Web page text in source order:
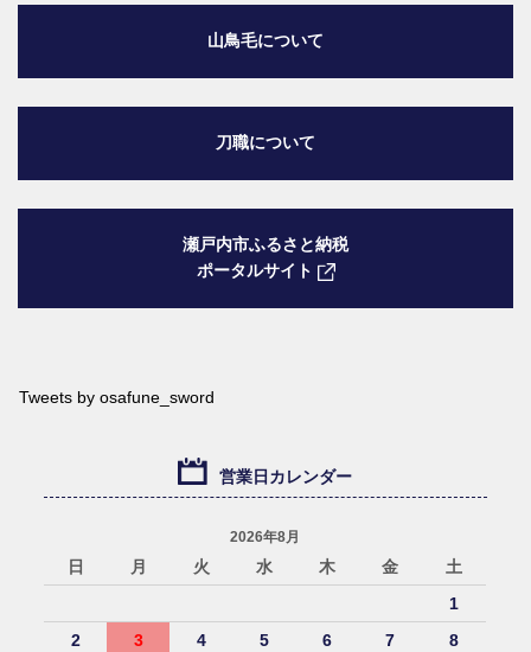
山鳥毛について
刀職について
瀬戸内市ふるさと納税
ポータルサイト
Tweets by osafune_sword
営業日カレンダー
2026年8月
日 月 火 水 木 金
土
1
2
3 4 5 6 7
8